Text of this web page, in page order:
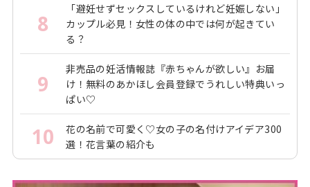
8
「避妊せずセックスしているけれど妊娠しない」
カップル必見！女性の体の中では何が起きてい
る？
9
非売品の妊活情報誌『赤ちゃんが欲しい』お届
け！無料のあかほし会員登録でうれしい特典いっ
ぱい♡
10
花の名前で可愛く♡女の子の名付けアイデア300
選！花言葉の紹介も